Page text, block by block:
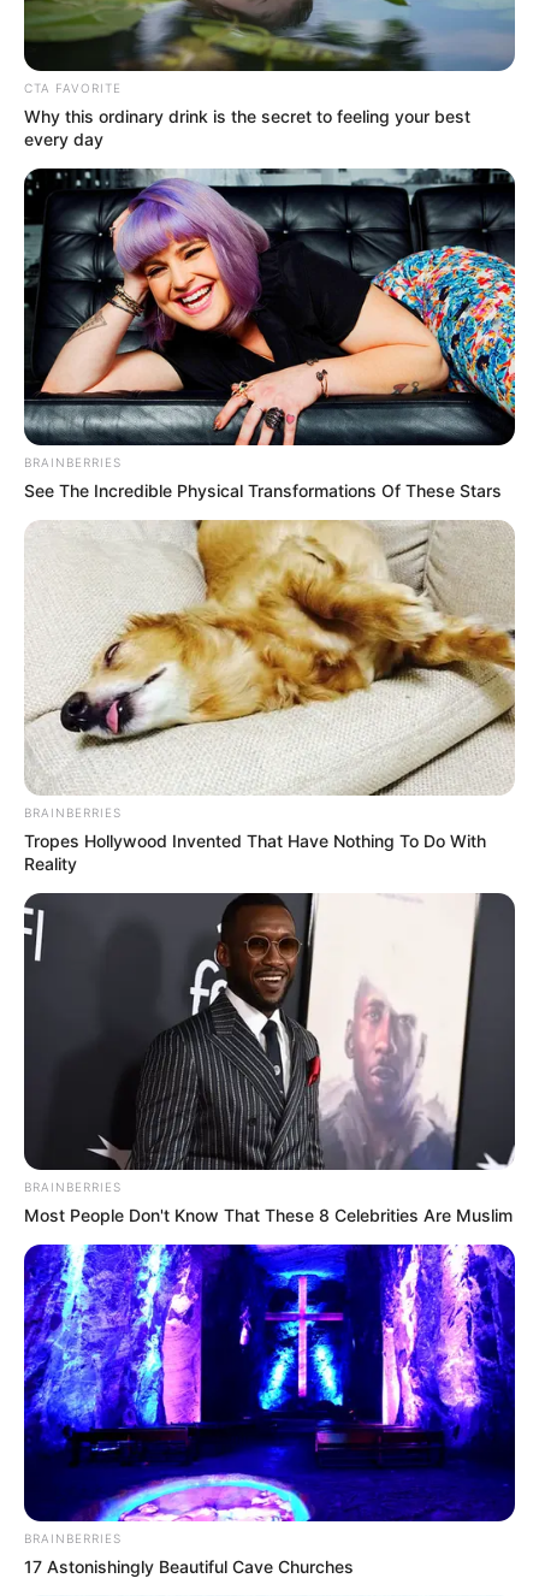
Véleménye szerint a tiszások terve az, hogy Ruszin
bekerüljön a parlamentbe és mentelmi jogot
kapjon.
Miután megannyi balhé van már mögötte, a
fegyverviselési botrány, a katonai visszaélés, a
zsírleszívás, a lökdösődés után jól jönne neki, ha
bejutna a parlamentbe
– fűzte hozzá.
CTA FAVORITE
Why this ordinary drink is the secret to feeling your best
every day
BRAINBERRIES
See The Incredible Physical Transformations Of These Stars
BRAINBERRIES
Tropes Hollywood Invented That Have Nothing To Do With
Reality
BRAINBERRIES
Most People Don't Know That These 8 Celebrities Are Muslim
BRAINBERRIES
17 Astonishingly Beautiful Cave Churches